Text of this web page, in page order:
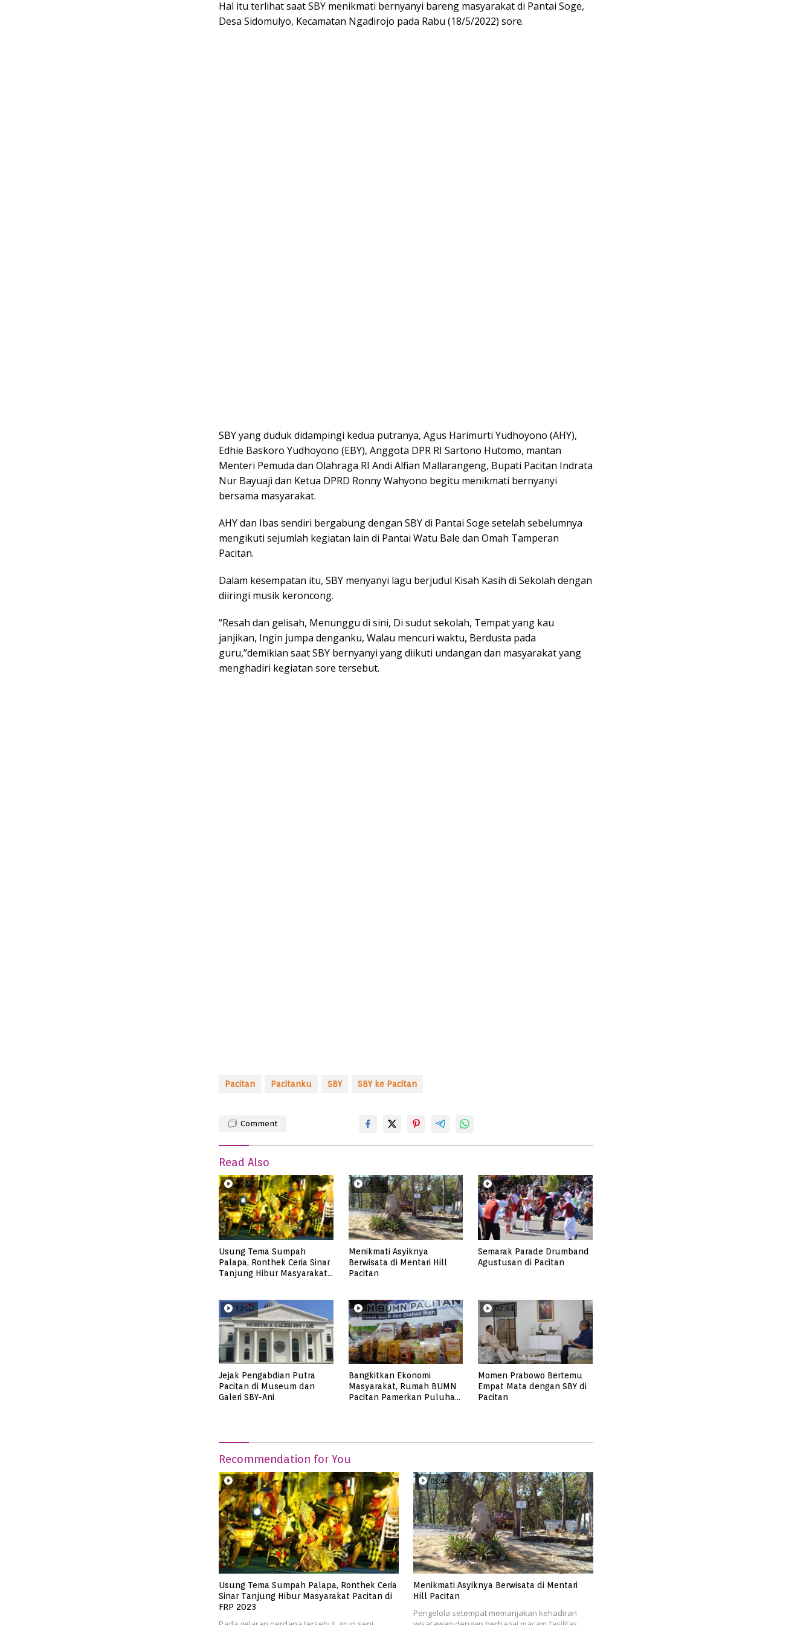
Hal itu terlihat saat SBY menikmati bernyanyi bareng masyarakat di Pantai Soge,
Desa Sidomulyo, Kecamatan Ngadirojo pada Rabu (18/5/2022) sore.
SBY yang duduk didampingi kedua putranya, Agus Harimurti Yudhoyono (AHY),
Edhie Baskoro Yudhoyono (EBY), Anggota DPR RI Sartono Hutomo, mantan
Menteri Pemuda dan Olahraga RI Andi Alfian Mallarangeng, Bupati Pacitan Indrata
Nur Bayuaji dan Ketua DPRD Ronny Wahyono begitu menikmati bernyanyi
bersama masyarakat.
AHY dan Ibas sendiri bergabung dengan SBY di Pantai Soge setelah sebelumnya
mengikuti sejumlah kegiatan lain di Pantai Watu Bale dan Omah Tamperan
Pacitan.
Dalam kesempatan itu, SBY menyanyi lagu berjudul Kisah Kasih di Sekolah dengan
diiringi musik keroncong.
“Resah dan gelisah, Menunggu di sini, Di sudut sekolah, Tempat yang kau
janjikan, Ingin jumpa denganku, Walau mencuri waktu, Berdusta pada
guru,”demikian saat SBY bernyanyi yang diikuti undangan dan masyarakat yang
menghadiri kegiatan sore tersebut.
Pacitan Pacitanku SBY SBY ke Pacitan
Comment
Read Also
22:12
Usung Tema Sumpah
Palapa, Ronthek Ceria Sinar
Tanjung Hibur Masyarakat
05:44
Menikmati Asyiknya
Berwisata di Mentari Hill
Pacitan
06:25
Semarak Parade Drumband
Agustusan di Pacitan
12:02
Jejak Pengabdian Putra
Pacitan di Museum dan
Galeri SBY-Ani
03:29
Bangkitkan Ekonomi
Masyarakat, Rumah BUMN
Pacitan Pamerkan Puluhan
02:34
Momen Prabowo Bertemu
Empat Mata dengan SBY di
Pacitan
Recommendation for You
22:12
Usung Tema Sumpah Palapa, Ronthek Ceria
Sinar Tanjung Hibur Masyarakat Pacitan di
FRP 2023
05:44
Menikmati Asyiknya Berwisata di Mentari
Hill Pacitan
Pengelola setempat memanjakan kehadiran